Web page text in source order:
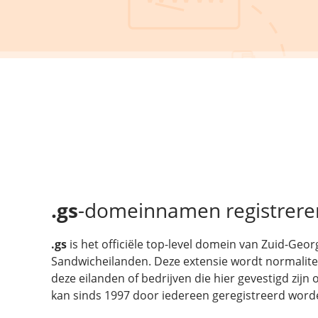
.gs-domeinnamen
.gs is het officiële top-level domein van Zuid-
Sandwicheilanden. Deze extensie wordt
deze eilanden of bedrijven die hier gevestigd zijn
kan sinds 1997 door iedereen geregistreerd